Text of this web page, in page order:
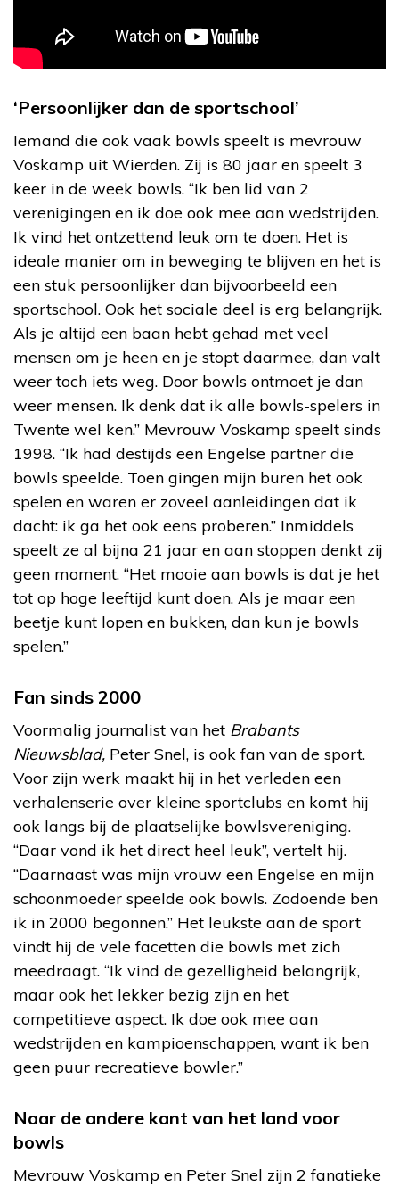
‘Persoonlijker dan de sportschool’
Iemand die ook vaak bowls speelt is mevrouw
Voskamp uit Wierden. Zij is 80 jaar en speelt 3
keer in de week bowls. “Ik ben lid van 2
verenigingen en ik doe ook mee aan wedstrijden.
Ik vind het ontzettend leuk om te doen. Het is
ideale manier om in beweging te blijven en het is
een stuk persoonlijker dan bijvoorbeeld een
sportschool. Ook het sociale deel is erg belangrijk.
Als je altijd een baan hebt gehad met veel
mensen om je heen en je stopt daarmee, dan valt
weer toch iets weg. Door bowls ontmoet je dan
weer mensen. Ik denk dat ik alle bowls-spelers in
Twente wel ken.” Mevrouw Voskamp speelt sinds
1998. “Ik had destijds een Engelse partner die
bowls speelde. Toen gingen mijn buren het ook
spelen en waren er zoveel aanleidingen dat ik
dacht: ik ga het ook eens proberen.” Inmiddels
speelt ze al bijna 21 jaar en aan stoppen denkt zij
geen moment. “Het mooie aan bowls is dat je het
tot op hoge leeftijd kunt doen. Als je maar een
beetje kunt lopen en bukken, dan kun je bowls
spelen.”
Fan sinds 2000
Voormalig journalist van het Brabants
Nieuwsblad, Peter Snel, is ook fan van de sport.
Voor zijn werk maakt hij in het verleden een
verhalenserie over kleine sportclubs en komt hij
ook langs bij de plaatselijke bowlsvereniging.
“Daar vond ik het direct heel leuk”, vertelt hij.
“Daarnaast was mijn vrouw een Engelse en mijn
schoonmoeder speelde ook bowls. Zodoende ben
ik in 2000 begonnen.” Het leukste aan de sport
vindt hij de vele facetten die bowls met zich
meedraagt. “Ik vind de gezelligheid belangrijk,
maar ook het lekker bezig zijn en het
competitieve aspect. Ik doe ook mee aan
wedstrijden en kampioenschappen, want ik ben
geen puur recreatieve bowler.”
Naar de andere kant van het land voor
bowls
Mevrouw Voskamp en Peter Snel zijn 2 fanatieke